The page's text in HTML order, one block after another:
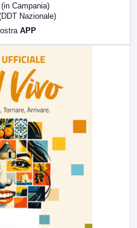
(in Campania)
Nazionale)
APP